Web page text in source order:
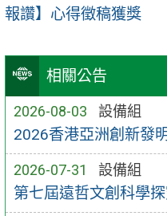
相關公告
2026-08-03 設備組
2026香港亞洲創新發
2026-07-31 設備組
第七屆遠哲文創科學
報讚】心得徵稿獲獎